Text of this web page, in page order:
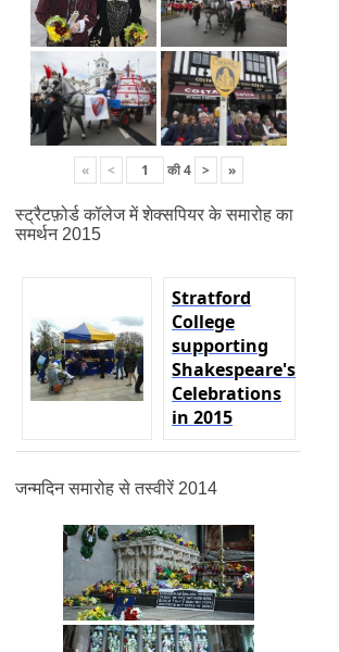
« < की4 > »
स्ट्रैटफ़ोर्ड कॉलेज में शेक्सपियर के समारोह का
समर्थन 2015
Stratford
College
supporting
Shakespeare's
Celebrations
in 2015
जन्मदिन समारोह से तस्वीरें 2014